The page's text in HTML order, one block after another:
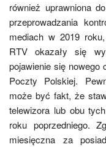
również uprawniona
przeprowadzania
mediach w 2019
RTV okazały się
pojawienie się nowego
Poczty Polskiej.
może być fakt, że
telewizora lub obu
roku poprzedniego.
miesięczna za